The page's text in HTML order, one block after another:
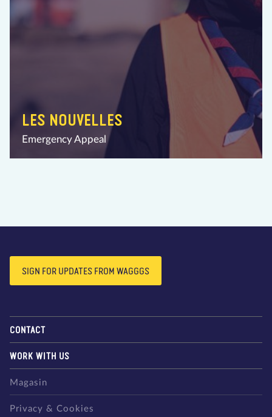
LES NOUVELLES
Emergency Appeal
SIGN FOR UPDATES FROM WAGGGS
CONTACT
WORK WITH US
Magasin
Privacy & Cookies